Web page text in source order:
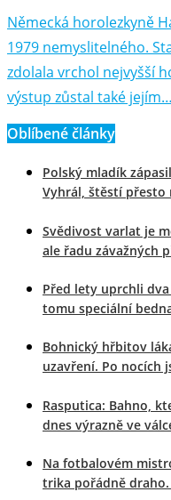
Německá horolezkyně
1979 nemyslitelného.
zdolala vrchol nejvyšší
výstup zůstal také jejím…
Oblíbené články
Polský mladík
Vyhrál, štěstí přesto
Svědivost varlat je
ale řadu závažných
Před lety uprchli
tomu speciální
Bohnický hřbitov
uzavření. Po nocích
Rasputica: Bahno,
dnes výrazně ve
Na fotbalovém
trika pořádně